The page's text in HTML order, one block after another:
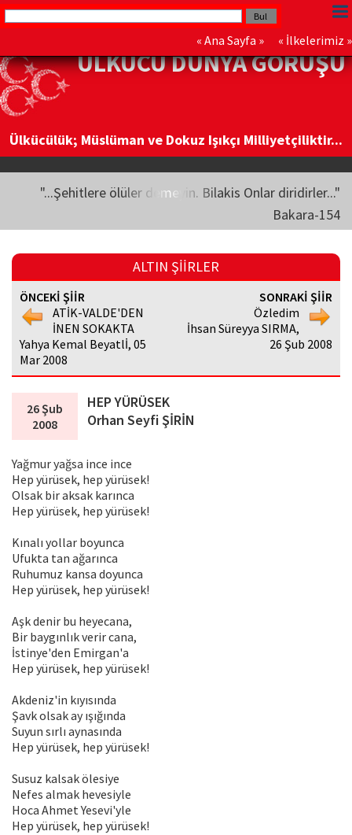
« Ana Sayfa » « İlkelerimiz »
ÜLKÜCÜ DÜNYA GÖRÜŞÜ
Ülkücülük; Müslüman ve Dokuz Işıkçı Milliyetçiliktir...
"...Şehitlere ölüler demeyin. Bilakis Onlar diridirler..."
Bakara-154
ALTIN ŞİİRLER
ÖNCEKİ ŞİİR
ATİK-VALDE'DEN
İNEN SOKAKTA
Yahya Kemal Beyatlİ, 05
Mar 2008
SONRAKİ ŞİİR
Özledim
İhsan Süreyya SIRMA,
26 Şub 2008
26 Şub
2008
HEP YÜRÜSEK
Orhan Seyfi ŞİRİN
Yağmur yağsa ince ince
Hep yürüsek, hep yürüsek!
Olsak bir aksak karınca
Hep yürüsek, hep yürüsek!
Kınalı yollar boyunca
Ufukta tan ağarınca
Ruhumuz kansa doyunca
Hep yürüsek, hep yürüsek!
Aşk denir bu heyecana,
Bir baygınlık verir cana,
İstinye'den Emirgan'a
Hep yürüsek, hep yürüsek!
Akdeniz'in kıyısında
Şavk olsak ay ışığında
Suyun sırlı aynasında
Hep yürüsek, hep yürüsek!
Susuz kalsak ölesiye
Nefes almak hevesiyle
Hoca Ahmet Yesevi'yle
Hep yürüsek, hep yürüsek!